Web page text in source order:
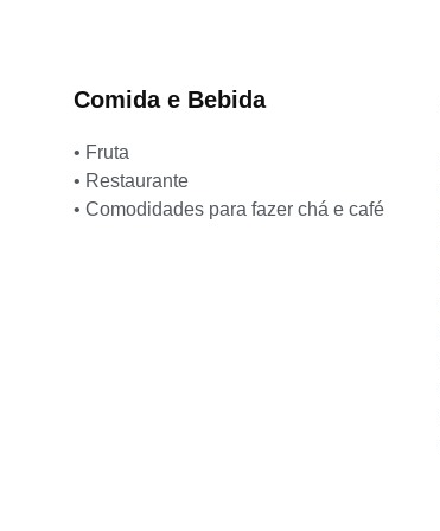
Comida e Bebida
• Fruta
• Restaurante
• Comodidades para fazer chá e café